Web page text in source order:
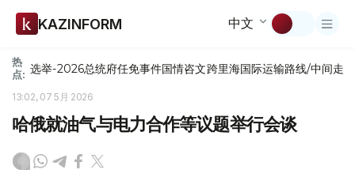
KAZINFORM 中文
热
点: 选举-2026总统府任免事件国情咨文跨里海国际运输路线/中间走廊
13:02, 07 5月 2026
哈俄就油气与电力合作等议题举行会谈